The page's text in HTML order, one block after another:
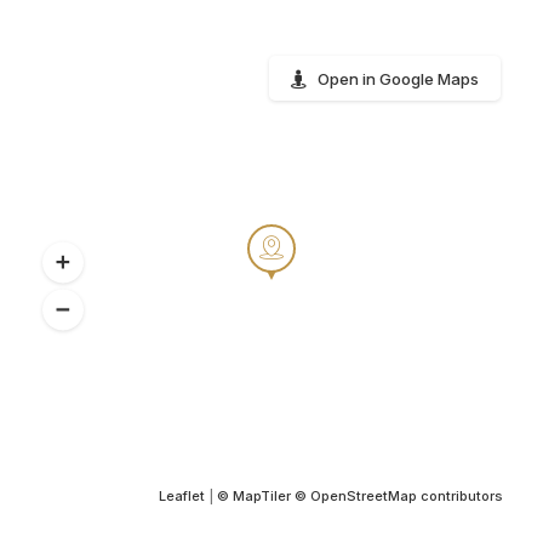
Leaflet © MapTiler © OpenStreetMap contributors
Open in Google Maps